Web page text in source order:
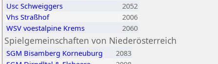
Usc Schweiggers
2052
Vhs Straßhof
2006
WSV voestalpine Krems
2060
Spielgemeinschaften von Niederösterreich
SGM Bisamberg Korneuburg
2083